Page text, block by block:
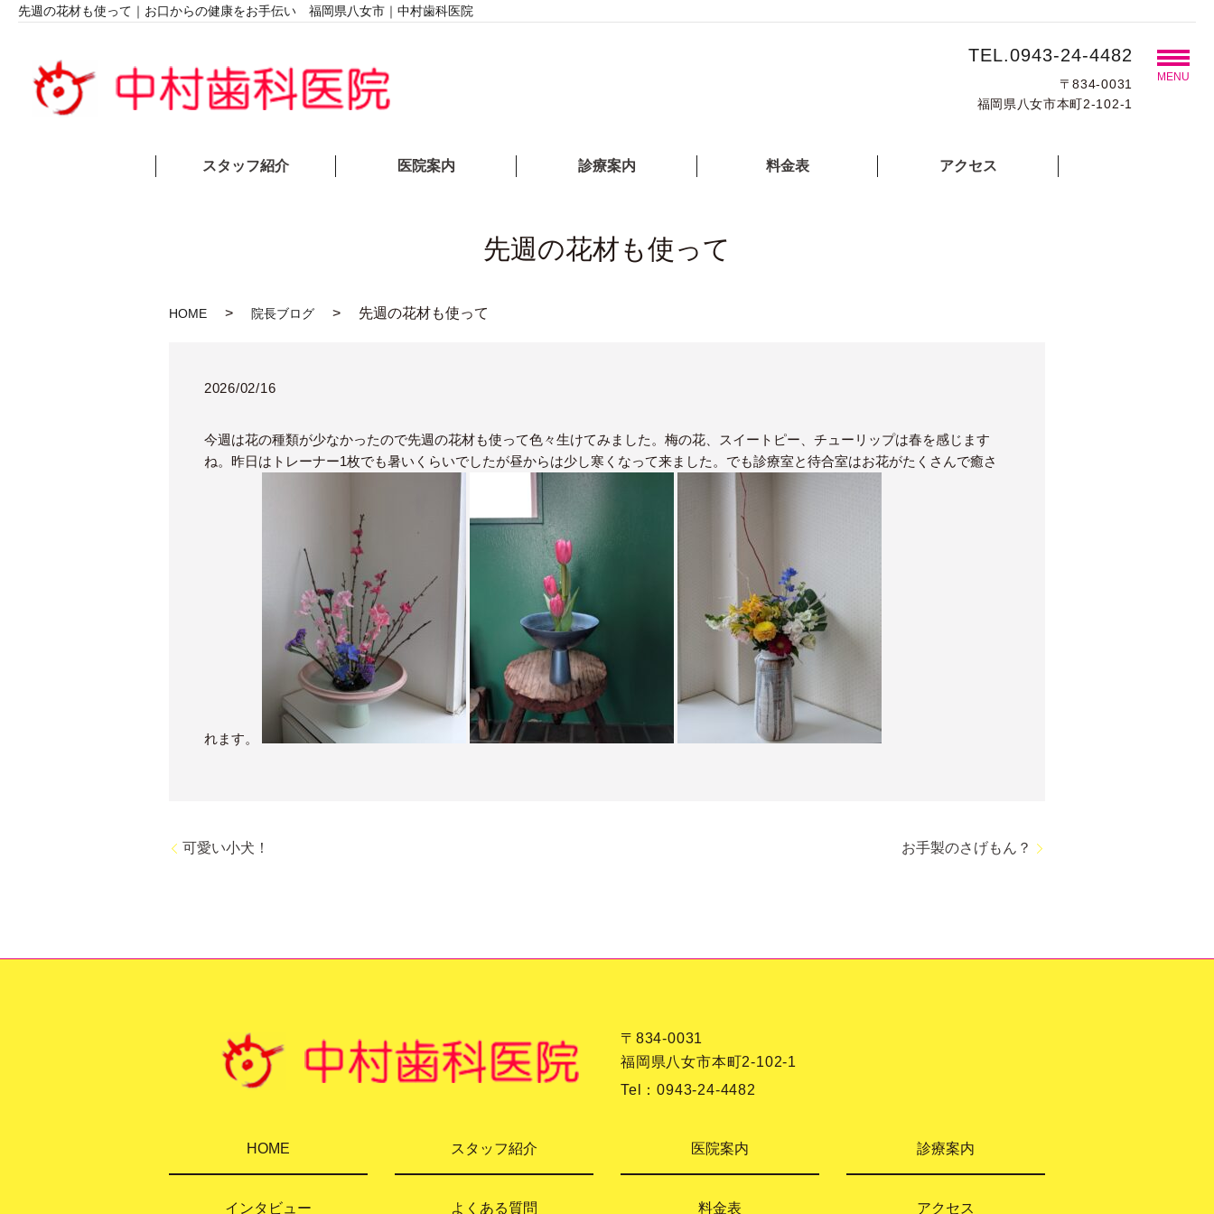
先週の花材も使って｜お口からの健康をお手伝い 福岡県八女市｜中村歯科医院
TEL.0943-24-4482
〒834-0031
福岡県八女市本町2-102-1
MENU
スタッフ紹介 医院案内 診療案内 料金表 アクセス
先週の花材も使って
HOME 院長ブログ 先週の花材も使って
2026/02/16
今週は花の種類が少なかったので先週の花材も使って色々生けてみました。梅の花、スイートピー、チューリップは春を感じます
ね。昨日はトレーナー1枚でも暑いくらいでしたが昼からは少し寒くなって来ました。でも診療室と待合室はお花がたくさんで癒さ
れます。
可愛い小犬！ お手製のさげもん？
〒834-0031
福岡県八女市本町2-102-1
Tel：0943-24-4482
HOME スタッフ紹介 医院案内 診療案内
インタビュー よくある質問 料金表 アクセス